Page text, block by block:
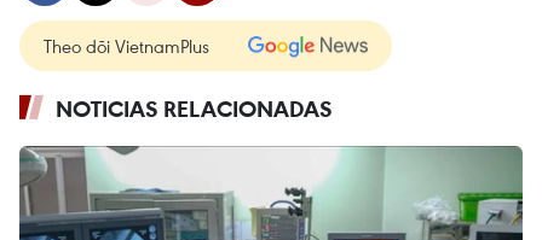
Theo dõi VietnamPlus
NOTICIAS RELACIONADAS